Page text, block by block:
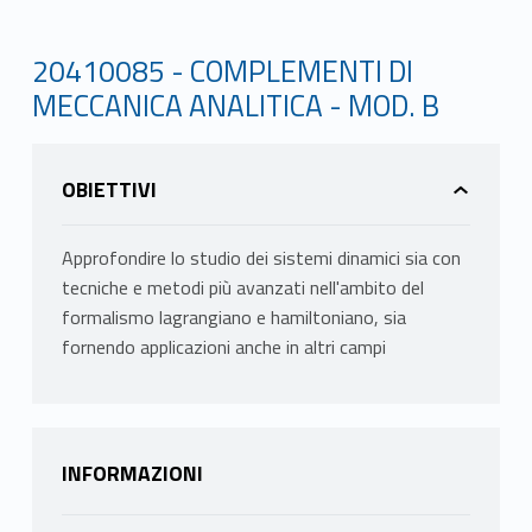
20410085 - COMPLEMENTI DI
MECCANICA ANALITICA - MOD. B
OBIETTIVI
Approfondire lo studio dei sistemi dinamici sia con
tecniche e metodi più avanzati nell'ambito del
formalismo lagrangiano e hamiltoniano, sia
fornendo applicazioni anche in altri campi
INFORMAZIONI